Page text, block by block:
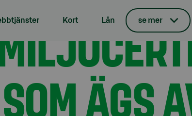
Kort Lån se mer
fastighet som ägs av en av S-Bankens fonder
ÄGS